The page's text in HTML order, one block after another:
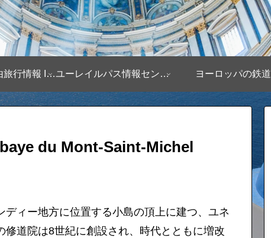
ヨーロッパ自由旅行情報 Infomation ユーレイルパス情報センター ヨーロッパの鉄道
du Mont-Saint-Michel
ィー地方に位置する小島の頂上に建つ、ユネ
道院は8世紀に創設され、時代とともに増改